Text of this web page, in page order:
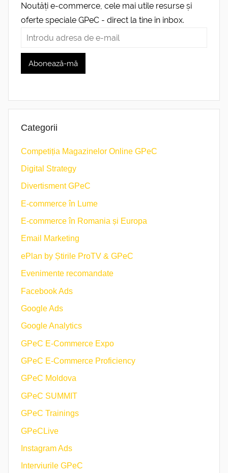
Noutăți e-commerce, cele mai utile resurse și
oferte speciale GPeC - direct la tine în inbox.
Categorii
Competiția Magazinelor Online GPeC
Digital Strategy
Divertisment GPeC
E-commerce în Lume
E-commerce în Romania și Europa
Email Marketing
ePlan by Știrile ProTV & GPeC
Evenimente recomandate
Facebook Ads
Google Ads
Google Analytics
GPeC E-Commerce Expo
GPeC E-Commerce Proficiency
GPeC Moldova
GPeC SUMMIT
GPeC Trainings
GPeCLive
Instagram Ads
Interviurile GPeC